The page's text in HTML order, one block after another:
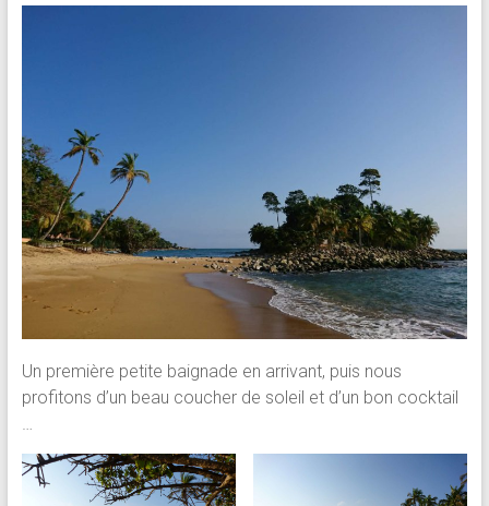
Un première petite baignade en arrivant, puis nous
profitons d’un beau coucher de soleil et d’un bon cocktail
…